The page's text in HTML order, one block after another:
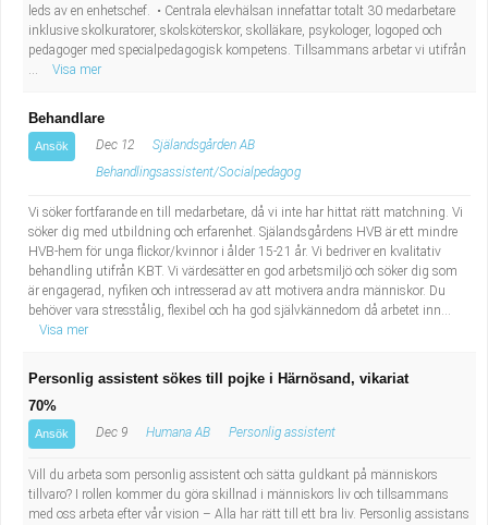
leds av en enhetschef. • Centrala elevhälsan innefattar totalt 30 medarbetare
inklusive skolkuratorer, skolsköterskor, skolläkare, psykologer, logoped och
pedagoger med specialpedagogisk kompetens. Tillsammans arbetar vi utifrån
...
Visa mer
Behandlare
Ansök Dec 12
Själandsgården AB
Behandlingsassistent/Socialpedagog
Vi söker fortfarande en till medarbetare, då vi inte har hittat rätt matchning. Vi
söker dig med utbildning och erfarenhet. Själandsgårdens HVB är ett mindre
HVB-hem för unga flickor/kvinnor i ålder 15-21 år. Vi bedriver en kvalitativ
behandling utifrån KBT. Vi värdesätter en god arbetsmiljö och söker dig som
är engagerad, nyfiken och intresserad av att motivera andra människor. Du
behöver vara stresstålig, flexibel och ha god självkännedom då arbetet inn...
Visa mer
Personlig assistent sökes till pojke i Härnösand, vikariat
70%
Ansök Dec 9 Humana AB Personlig assistent
Vill du arbeta som personlig assistent och sätta guldkant på människors
tillvaro? I rollen kommer du göra skillnad i människors liv och tillsammans
med oss arbeta efter vår vision – Alla har rätt till ett bra liv. Personlig assistans